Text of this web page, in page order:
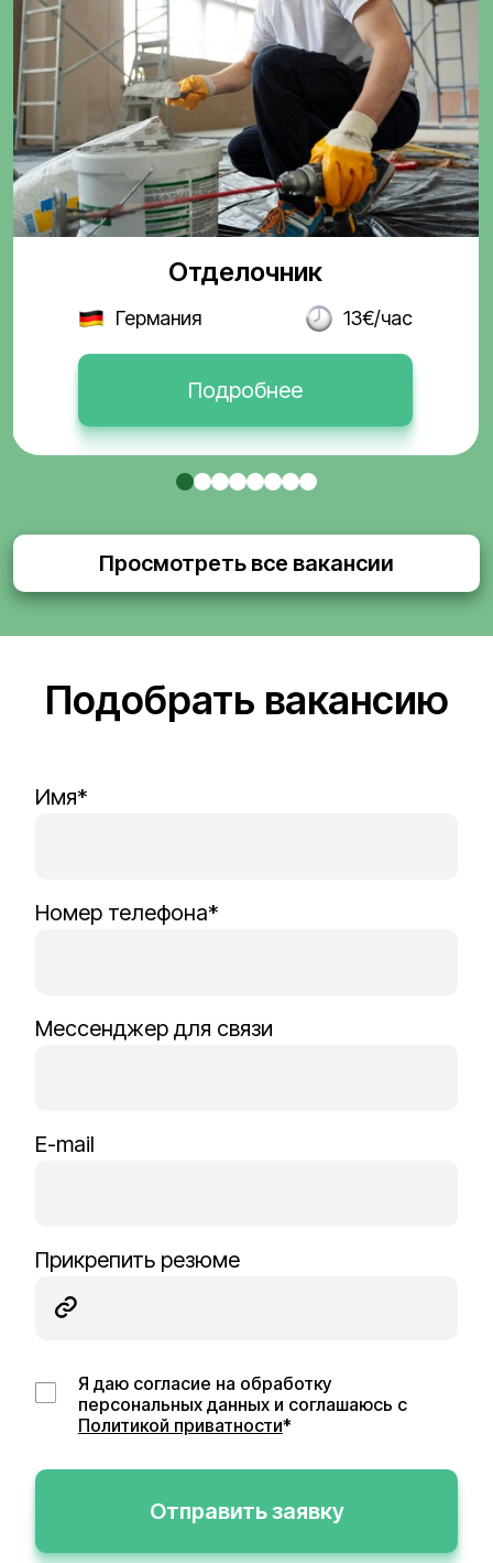
Отделочник
Германия 13€/час
Подробнее
Просмотреть все вакансии
Подобрать вакансию
Имя*
Номер телефона*
Мессенджер для связи
E-mail
Прикрепить резюме
Я даю согласие на обработку
персональных данных и соглашаюсь с
Политикой приватности*
Отправить заявку